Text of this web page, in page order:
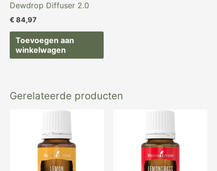
Dewdrop Diffuser 2.0
€ 84,97
Toevoegen aan
winkelwagen
Gerelateerde producten